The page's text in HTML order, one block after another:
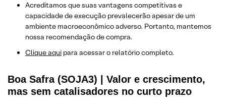
Acreditamos que suas vantagens competitivas e
capacidade de execução prevalecerão apesar de um
ambiente macroeconômico adverso. Portanto, mantemos
nossa recomendação de compra.
Clique aqui para acessar o relatório completo.
Boa Safra (SOJA3) | Valor e crescimento,
mas sem catalisadores no curto prazo